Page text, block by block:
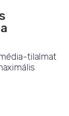
tilalmat